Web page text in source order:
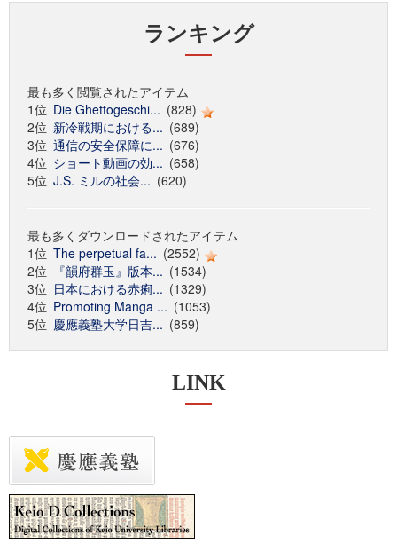
ランキング
最も多く閲覧されたアイテム
1位 Die Ghettogeschi... (828)
2位 新冷戦期における... (689)
3位 通信の安全保障に... (676)
4位 ショート動画の効... (658)
5位 J.S. ミルの社会... (620)
最も多くダウンロードされたアイテム
1位 The perpetual fa... (2552)
2位
『韻府群玉』版本... (1534)
3位 日本における赤痢... (1329)
4位 Promoting Manga ... (1053)
5位 慶應義塾大学日吉... (859)
LINK